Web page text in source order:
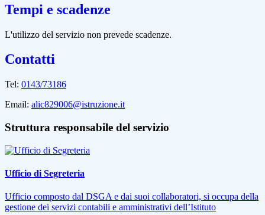
Tempi e scadenze
L'utilizzo del servizio non prevede scadenze.
Contatti
Tel: 0143/73186
Email: alic829006@istruzione.it
Struttura responsabile del servizio
Ufficio di Segreteria
Ufficio composto dal DSGA e dai suoi collaboratori, si occupa della
gestione dei servizi contabili e amministrativi dell’Istituto